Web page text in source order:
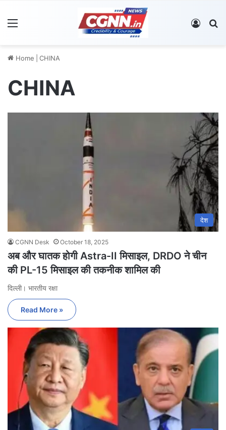
Log In
Home CHINA
CHINA
देश
CGNN Desk October 18, 2025
अब और घातक होगी Astra-II मिसाइल, DRDO ने चीन
की PL-15 मिसाइल की तकनीक शामिल की
दिल्ली। भारतीय रक्षा
Read More »